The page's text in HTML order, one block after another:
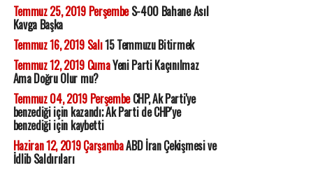
Temmuz 25, 2019 PerşembeS-400 Bahane Asıl
Kavga Başka
Temmuz 16, 2019 Salı15 Temmuzu Bitirmek
Temmuz 12, 2019 CumaYeni Parti Kaçınılmaz
Ama Doğru Olur mu?
Temmuz 04, 2019 PerşembeCHP, Ak Parti'ye
benzediği için kazandı; Ak Parti de CHP'ye
benzediği için kaybetti
Haziran 12, 2019 ÇarşambaABD İran Çekişmesi ve
İdlib Saldırıları